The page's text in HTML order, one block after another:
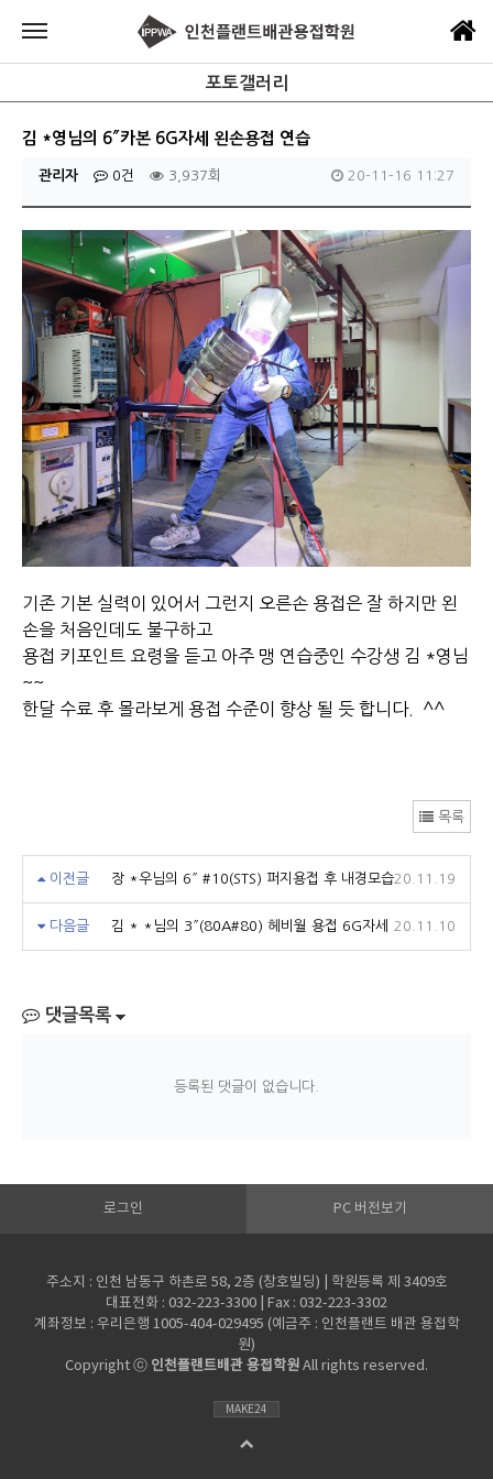
포토갤러리
김 *영님의 6″카본 6G자세 왼손용접 연습
관리자 0건 3,937회 20-11-16 11:27
기존 기본 실력이 있어서 그런지 오른손 용접은 잘 하지만 왼
손을 처음인데도 불구하고
용접 키포인트 요령을 듣고 아주 맹 연습중인 수강생 김 *영님
~~
한달 수료 후 몰라보게 용접 수준이 향상 될 듯 합니다. ^^
목록
이전글 장 *우님의 6″ #10(STS) 퍼지용접 후 내경모습20.11.19
다음글 김 * *님의 3″(80A#80) 헤비월 용접 6G자세 20.11.10
댓글목록
등록된 댓글이 없습니다.
로그인 PC 버전보기
주소지 : 인천 남동구 하촌로 58, 2층 (창호빌딩) | 학원등록 제 3409호
대표전화 : 032-223-3300 | Fax : 032-223-3302
계좌정보 : 우리은행 1005-404-029495 (예금주 : 인천플랜트 배관 용접학
원)
Copyright ⓒ 인천플랜트배관 용접학원 All rights reserved.
MAKE24